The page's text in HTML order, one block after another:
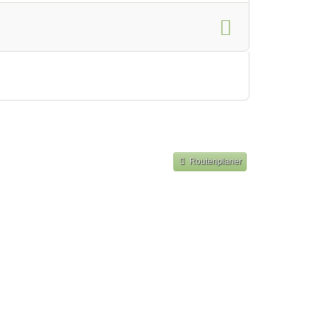
Routenplaner